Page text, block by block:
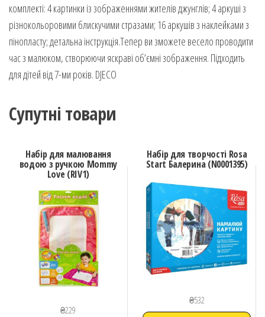
комплекті: 4 картинки із зображеннями жителів джунглів; 4 аркуші з
різнокольоровими блискучими стразами; 16 аркушів з наклейками з
пінопласту; детальна інструкція.Тепер ви зможете весело проводити
час з малюком, створюючи яскраві об’ємні зображення. Підходить
для дітей від 7-ми років. DJECO
Супутні товари
Набір для малювання
водою з ручкою Mommy
Love (RIV1)
₴229
Набір для творчості Rosa
Start Балерина (N0001395)
₴532